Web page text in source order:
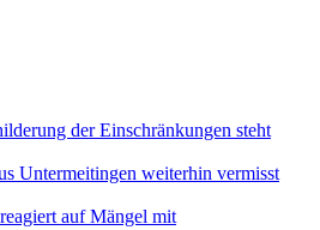
der Einschränkungen steht
Untermeitingen weiterhin vermisst
auf Mängel mit